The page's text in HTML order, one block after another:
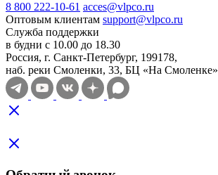
8 800 222-10-61 acces@vlpco.ru
Оптовым клиентам support@vlpco.ru
Служба поддержки
в будни с 10.00 до 18.30
Россия, г. Санкт-Петербург, 199178,
наб. реки Смоленки, 33, БЦ «На Смоленке»